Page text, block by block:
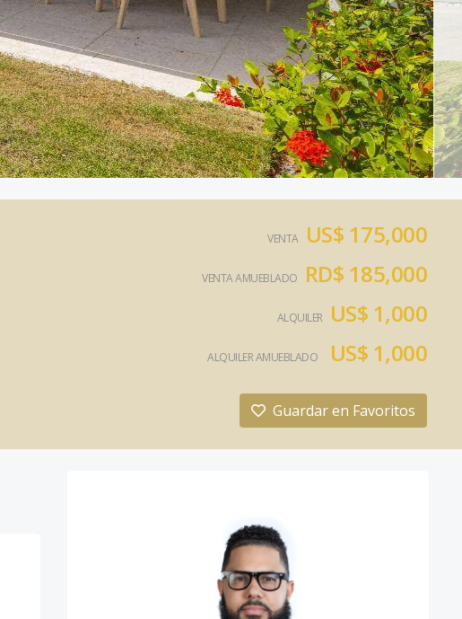
VENTA US$ 175,000
VENTA AMUEBLADO RD$ 185,000
ALQUILER US$ 1,000
ALQUILER AMUEBLADO US$ 1,000
Guardar en Favoritos